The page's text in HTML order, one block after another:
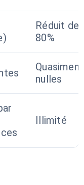
Réduit de
80%
Quasiment
nulles
Illimité